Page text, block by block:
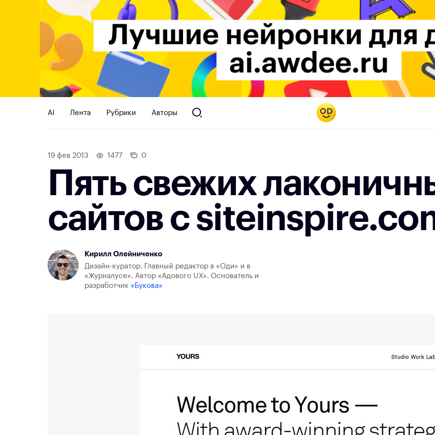
AI Лента Рубрики Авторы
19 фев 2013 1477 0
Пять свежих
сайтов с
Кирилл Олейниченко
Дизайн-куратор. Главный редактор в «Оди» и в
«Журналусе». Автор «Адового UX». Основатель и
разработчик «Букова»